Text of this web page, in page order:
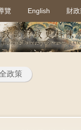
覽 English 財
政策